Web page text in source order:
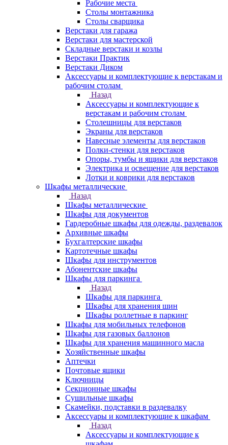
Рабочие места
Столы монтажника
Столы сварщика
Верстаки для гаража
Верстаки для мастерской
Складные верстаки и козлы
Верстаки Практик
Верстаки Диком
Аксессуары и комплектующие к верстакам и
рабочим столам
Назад
Аксессуары и комплектующие к
верстакам и рабочим столам
Столешницы для верстаков
Экраны для верстаков
Навесные элементы для верстаков
Полки-стенки для верстаков
Опоры, тумбы и ящики для верстаков
Электрика и освещение для верстаков
Лотки и коврики для верстаков
Шкафы металлические
Назад
Шкафы металлические
Шкафы для документов
Гардеробные шкафы для одежды, раздевалок
Архивные шкафы
Бухгалтерские шкафы
Картотечные шкафы
Шкафы для инструментов
Абонентские шкафы
Шкафы для паркинга
Назад
Шкафы для паркинга
Шкафы для хранения шин
Шкафы роллетные в паркинг
Шкафы для мобильных телефонов
Шкафы для газовых баллонов
Шкафы для хранения машинного масла
Хозяйственные шкафы
Аптечки
Почтовые ящики
Ключницы
Секционные шкафы
Сушильные шкафы
Скамейки, подставки в раздевалку
Аксессуары и комплектующие к шкафам
Назад
Аксессуары и комплектующие к